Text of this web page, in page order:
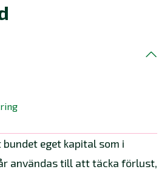
eget kapital som i
användas till att täcka förlust,